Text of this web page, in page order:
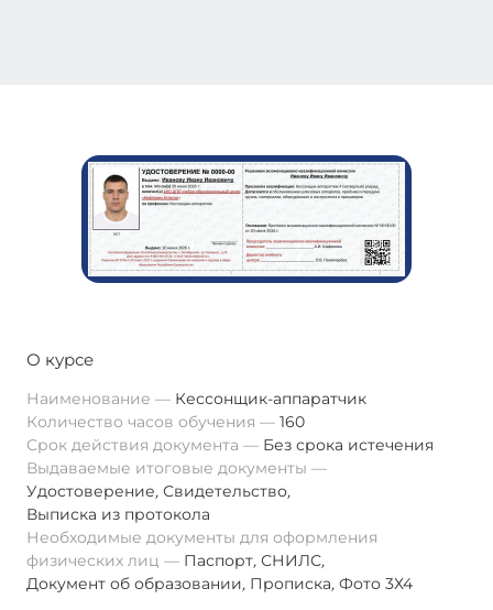
О курсе
Наименование
Кессонщик-аппаратчик
Количество часов обучения
160
Срок действия документа
Без срока истечения
Выдаваемые итоговые документы
Удостоверение, Свидетельство,
Выписка из протокола
Необходимые документы для оформления
физических лиц
Паспорт, СНИЛС,
Документ об образовании, Прописка, Фото 3Х4